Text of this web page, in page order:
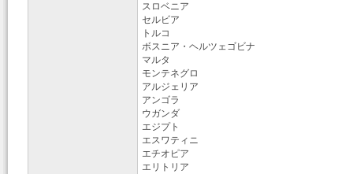
スロベニア
セルビア
トルコ
ボスニア・ヘルツェゴビナ
マルタ
モンテネグロ
アルジェリア
アンゴラ
ウガンダ
エジプト
エスワティニ
エチオピア
エリトリア